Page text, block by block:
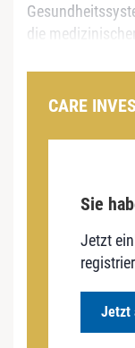
die
CARE
Sie
Jetzt
Jetzt